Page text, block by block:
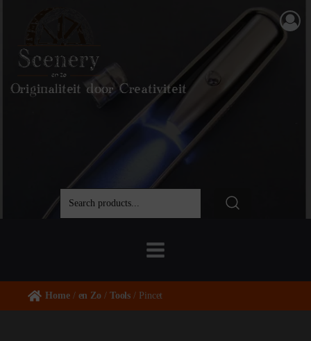
Originaliteit door Creativiteit
Home/ en Zo / Tools / Pincet